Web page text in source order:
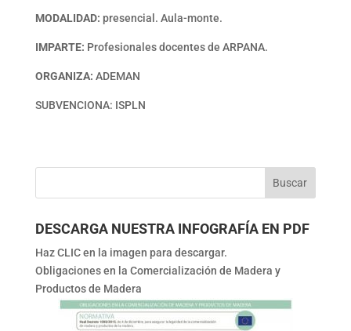
MODALIDAD: presencial. Aula-monte.
IMPARTE: Profesionales docentes de ARPANA.
ORGANIZA: ADEMAN
SUBVENCIONA: ISPLN
DESCARGA NUESTRA INFOGRAFÍA EN PDF
Haz CLIC en la imagen para descargar.
Obligaciones en la Comercialización de Madera y
Productos de Madera